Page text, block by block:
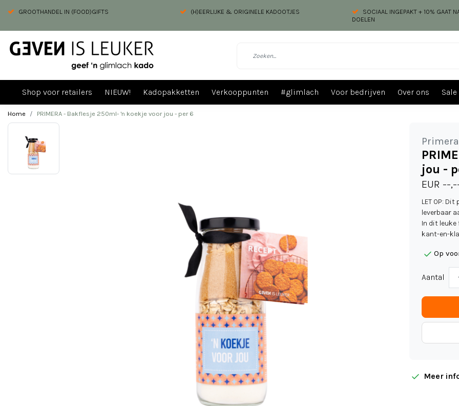
GROOTHANDEL IN (FOOD)GIFTS (H)EERLIJKE & ORIGINELE KADOOTJES
SOCIAAL INGEPAKT + 10% GAAT
DOELEN
Shop voor retailers NIEUW! Kadopakketten Verkooppunten #glimlach Voor bedrijven Over ons Sale
Home PRIMERA - Bakflesje 250ml- 'n koekje voor jou - per 6
Primera
jou -
EUR --
LET OP:
leverbaar
In dit
kant-en-
Op
Aantal
Meer